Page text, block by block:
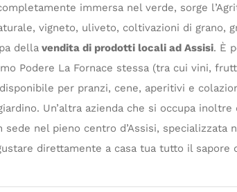
immersa nel verde, sorge
vigneto, uliveto, coltivazioni di grano,
della vendita di prodotti locali ad Assisi. È
Podere La Fornace stessa (tra cui vini,
per pranzi, cene, aperitivi e
Un’altra azienda che si occupa inoltre
sede nel pieno centro d’Assisi,
direttamente a casa tua tutto il